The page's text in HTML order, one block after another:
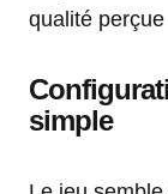
qualité perçue
simple